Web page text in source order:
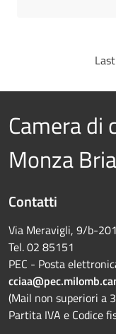
Camera di
Monza
Contatti
Via Meravigli, 9/b-
Tel. 02 85151
PEC - Posta
(Mail non superiori a
Partita IVA e Codice